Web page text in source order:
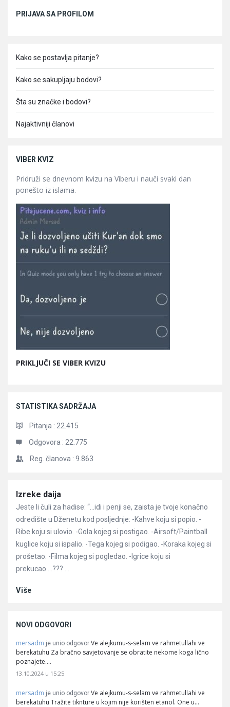
PRIJAVA SA PROFILOM
Kako se postavlja pitanje?
Kako se sakupljaju bodovi?
Šta su značke i bodovi?
Najaktivniji članovi
VIBER KVIZ
Pridruži se dnevnom kvizu na Viberu i nauči svaki dan
ponešto iz islama.
PRIKLJUČI SE VIBER KVIZU
STATISTIKA SADRŽAJA
Pitanja : 22.415
Odgovora : 22.775
Reg. članova : 9.863
Članci
Izreke daija
Jeste li čuli za hadise: “…idi i penji se, zaista je tvoje konačno
odredište u Dženetu kod posljednje: -Kahve koju si popio. -
Ribe koju si ulovio. -Gola kojeg si postigao. -Airsoft/Paintball
kuglice koju si ispalio. -Tega kojeg si podigao. -Koraka kojeg si
prošetao. -Filma kojeg si pogledao. -Igrice koju si
prekucao….??? ...
Više
NOVI ODGOVORI
mersadm je unio odgovor Ve alejkumu-s-selam ve rahmetullahi ve
berekatuhu Za bračno savjetovanje se obratite nekome koga lično
poznajete.…
13.10.2024 u 15:25
mersadm je unio odgovor Ve alejkumu-s-selam ve rahmetullahi ve
berekatuhu Tražite tiknture u kojim nije korišten etanol. One u…